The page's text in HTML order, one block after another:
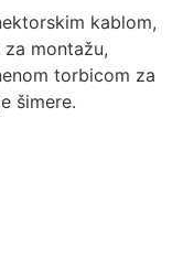
kablom,
montažu,
torbicom za
šimere.